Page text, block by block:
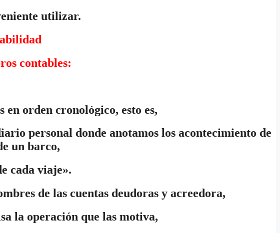
utilizar.
contables:
orden cronológico, esto es,
personal donde anotamos los acontecimiento de
un barco,
cada viaje».
de las cuentas deudoras y acreedora,
la operación que las motiva,